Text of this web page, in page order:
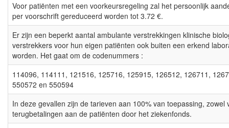
Voor patiënten met een voorkeursregeling zal het persoonlijk
per voorschrift gereduceerd worden tot 3.72 €.
Er zijn een beperkt aantal ambulante verstrekkingen klinische
verstrekkers voor hun eigen patiënten ook buiten een erkend
worden. Het gaat om de codenummers :
114096, 114111, 121516, 125716, 125915, 126512, 126711,
550572 en 550594
In deze gevallen zijn de tarieven aan 100% van toepassing,
terugbetalingen aan de patiënten door het ziekenfonds.